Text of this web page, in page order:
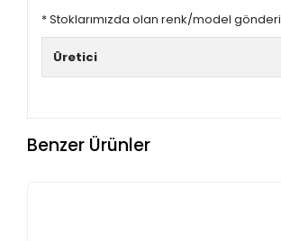
* Stoklarımızda olan renk/model
Üretici
Benzer Ürünler